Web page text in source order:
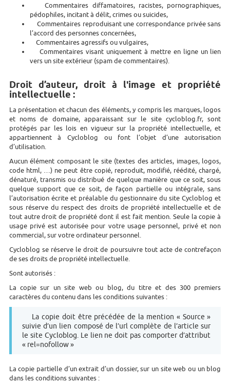
Commentaires diffamatoires, racistes, pornographiques,
pédophiles, incitant à délit, crimes ou suicides,
Commentaires reproduisant une correspondance privée sans
l’accord des personnes concernées,
Commentaires agressifs ou vulgaires,
Commentaires visant uniquement à mettre en ligne un lien
vers un site extérieur (spam de commentaires).
Droit d’auteur, droit à l'image et propriété
intellectuelle :
La présentation et chacun des éléments, y compris les marques, logos
et noms de domaine, apparaissant sur le site cycloblog.fr, sont
protégés par les lois en vigueur sur la propriété intellectuelle, et
appartiennent à Cycloblog ou font l’objet d’une autorisation
d’utilisation.
Aucun élément composant le site (textes des articles, images, logos,
code html, …) ne peut être copié, reproduit, modifié, réédité, chargé,
dénaturé, transmis ou distribué de quelque manière que ce soit, sous
quelque support que ce soit, de façon partielle ou intégrale, sans
l’autorisation écrite et préalable du gestionnaire du site Cycloblog et
sous réserve du respect des droits de propriété intellectuelle et de
tout autre droit de propriété dont il est fait mention. Seule la copie à
usage privé est autorisée pour votre usage personnel, privé et non
commercial, sur votre ordinateur personnel.
Cycloblog se réserve le droit de poursuivre tout acte de contrefaçon
de ses droits de propriété intellectuelle.
Sont autorisés :
La copie sur un site web ou blog, du titre et des 300 premiers
caractères du contenu dans les conditions suivantes :
La copie doit être précédée de la mention « Source »
suivie d’un lien composé de l’url complète de l’article sur
le site Cycloblog. Le lien ne doit pas comporter d’attribut
« rel=nofollow »
La copie partielle d’un extrait d’un dossier, sur un site web ou un blog
dans les conditions suivantes :